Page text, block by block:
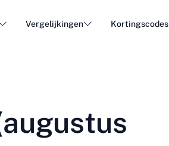
Vergelijkingen Kortingscodes